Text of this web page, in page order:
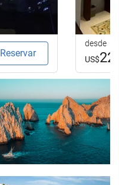
Reservar
desde
US$